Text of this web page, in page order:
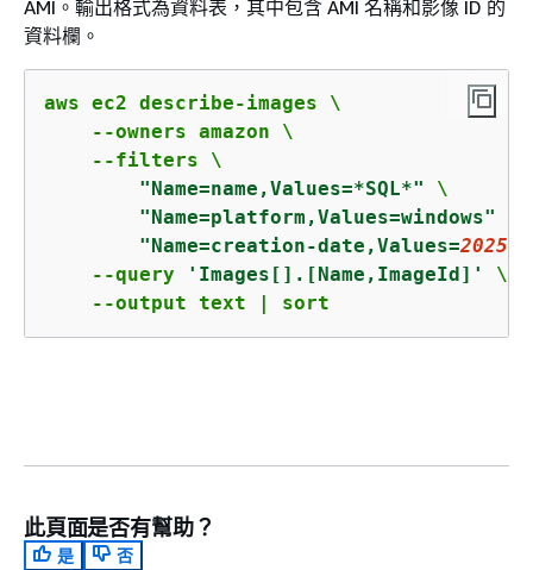
AMI。輸出格式為資料表，其中包含 AMI 名稱和影像 ID 的
資料欄。
aws ec2 describe-images \
    --owners amazon \
    --filters \
"Name=name,Values=*SQL*"
\
"Name=platform,Values=windows"
"Name=creation-date,Values=2025-
    --query
'Images[].[Name,ImageId]'
\
    --output text | sort
此頁面是否有幫助？
是
否